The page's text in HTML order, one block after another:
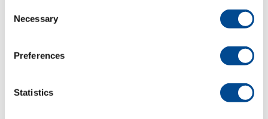
Selection
Necessary
Preferences
Statistics
Tel: 033-48 01 27
juli 2nd, 2021